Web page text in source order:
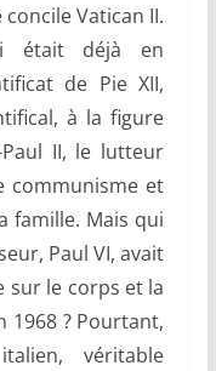
Vatican II.
était déjà en
de Pie XII,
à la figure
II, le lutteur
communisme et
famille. Mais qui
Paul VI, avait
sur le corps et la
1968 ? Pourtant,
véritable